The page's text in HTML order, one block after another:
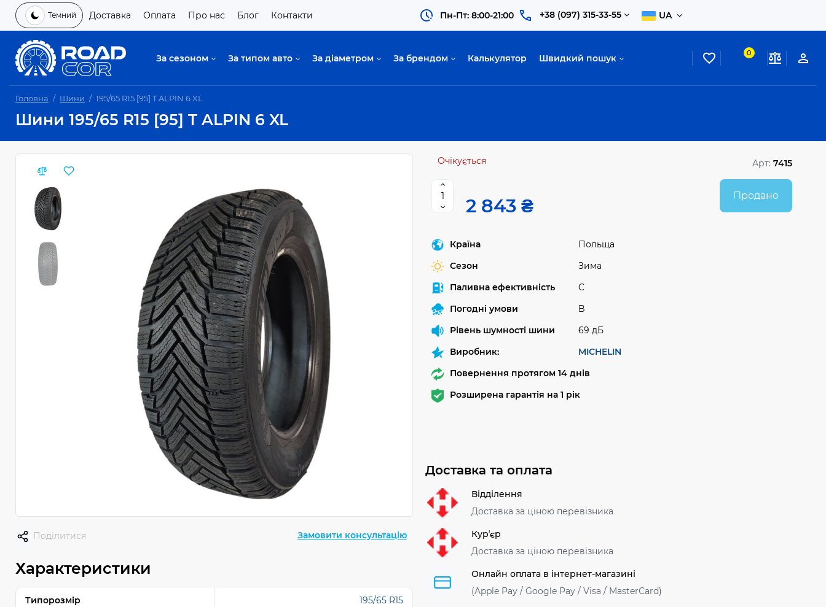
Темний Доставка Оплата Про нас Блог Контакти Пн-Пт: 8:00-21:00 +38 (097) 315-33-55 UA
За сезоном За типом авто За діаметром За брендом Калькулятор Швидкий пошук 0
Головна Шини 195/65 R15 [95] T ALPIN 6 XL
Шини 195/65 R15 [95] T ALPIN 6 XL
Поділитися Замовити консультацію
Характеристики
Типорозмір 195/65 R15
Очікується Арт: 7415
2 843 ₴ Продано
Країна
Польща
Сезон
Зима
Паливна ефективність
C
Погодні умови
B
Рівень шумності шини
69 дБ
Виробник:
MICHELIN
Повернення протягом 14 днів
Розширена гарантія на 1 рік
Доставка та оплата
Відділення
Доставка за ціною перевізника
Курʼєр
Доставка за ціною перевізника
Онлайн оплата в інтернет-магазині
(Apple Pay / Google Pay / Visa / MasterСard)